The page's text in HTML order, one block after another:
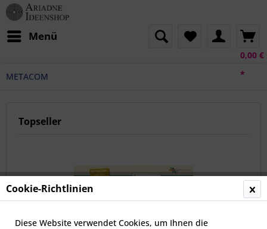
Menü
0,00 €
*
METACOM
Topseller
Cookie-Richtlinien
Diese Website verwendet Cookies, um Ihnen die